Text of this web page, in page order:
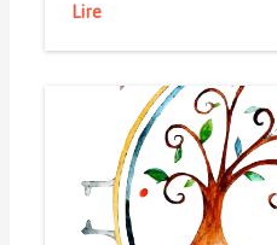
Lire